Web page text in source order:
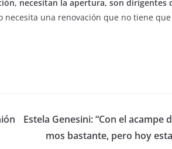
necesitan la apertura, son dirigentes
necesita una renovación que no tiene
Estela Genesini: “Con el acampe
mos bastante, pero hoy